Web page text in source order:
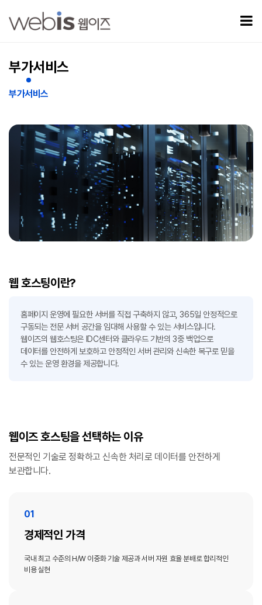
부가서비스
부가서비스
웹 호스팅이란?
홈페이지 운영에 필요한 서버를 직접 구축하지 않고, 365일 안정적으로
구동되는 전문 서버 공간을 임대해 사용할 수 있는 서비스입니다.
웹이즈의 웹호스팅은 IDC센터와 클라우드 기반의 3중 백업으로
데이터를 안전하게 보호하고 안정적인 서버 관리와 신속한 복구로 믿을
수 있는 운영 환경을 제공합니다.
웹이즈 호스팅을 선택하는 이유
전문적인 기술로 정확하고 신속한 처리로 데이터를 안전하게
보관합니다.
경제적인 가격
국내 최고 수준의 H/W 이중화 기술 제공과 서버 자원 효율 분배로 합리적인
비용 실현